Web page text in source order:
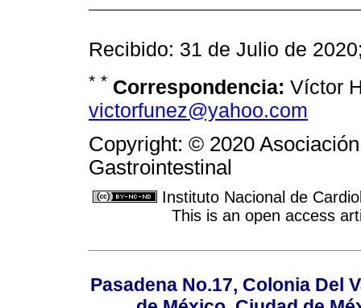
Recibido: 31 de Julio de
* * Correspondencia: Víctor
victorfunez@yahoo.com
Copyright: © 2020
Gastrointestinal
Instituto Nacional de
This is an open access
Pasadena No.17, Colonia Del